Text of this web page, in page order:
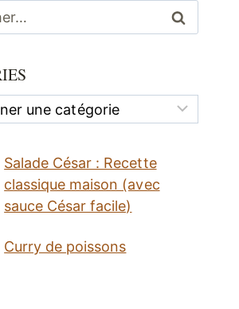
:
Salade César : Recette
classique maison (avec
sauce César facile)
Curry de poissons